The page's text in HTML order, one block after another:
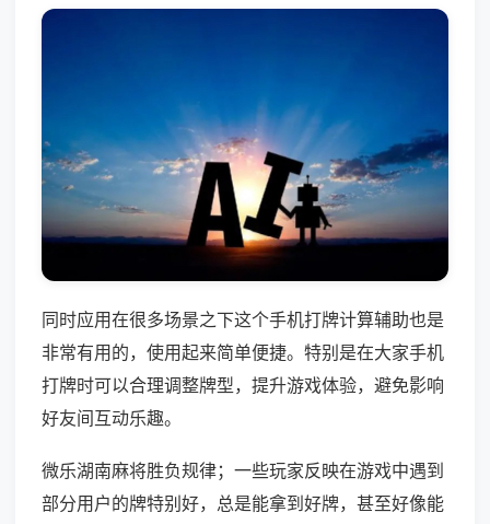
同时应用在很多场景之下这个手机打牌计算辅助也是
非常有用的，使用起来简单便捷。特别是在大家手机
打牌时可以合理调整牌型，提升游戏体验，避免影响
好友间互动乐趣。
微乐湖南麻将胜负规律；一些玩家反映在游戏中遇到
部分用户的牌特别好，总是能拿到好牌，甚至好像能